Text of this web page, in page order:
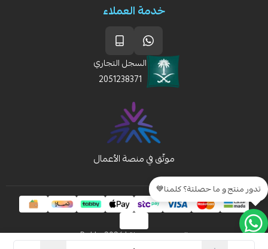
خدمة العملاء
السجل التجاري
2051238371
الحقوق محفوظة | 2026 Rakla
تدور منتج و ما حصلتة؟ كلمنا💙